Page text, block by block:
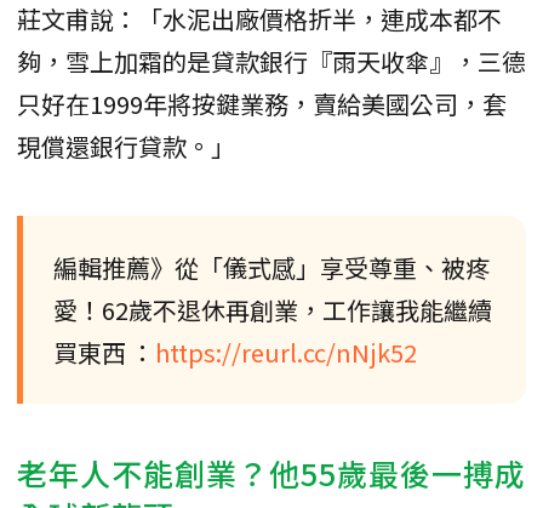
莊文甫說：「水泥出廠價格折半，連成本都不
夠，雪上加霜的是貸款銀行『雨天收傘』，三德
只好在1999年將按鍵業務，賣給美國公司，套
現償還銀行貸款。」
編輯推薦》從「儀式感」享受尊重、被疼
愛！62歲不退休再創業，工作讓我能繼續
買東西 ： https://reurl.cc/nNjk52
老年人不能創業？他55歲最後一搏成